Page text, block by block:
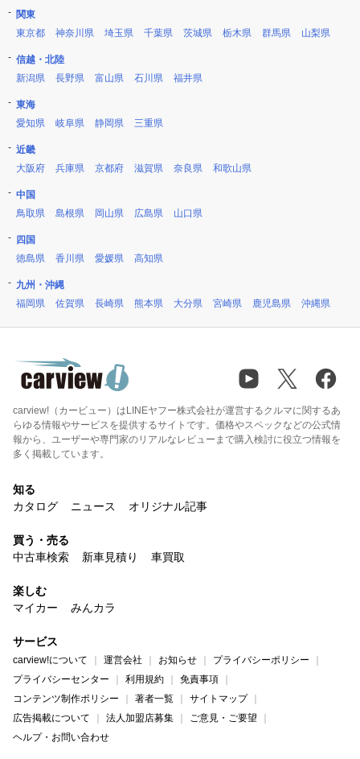
関東
東京都
神奈川県 埼玉県 千葉県 茨城県 栃木県 群馬県 山梨県
信越・北陸
新潟県
長野県 富山県 石川県 福井県
東海
愛知県
岐阜県 静岡県 三重県
近畿
大阪府
兵庫県 京都府 滋賀県 奈良県 和歌山県
中国
鳥取県
島根県 岡山県 広島県 山口県
四国
徳島県
香川県 愛媛県 高知県
九州・沖縄
福岡県
佐賀県 長崎県 熊本県 大分県 宮崎県 鹿児島県 沖縄県
carview!（カービュー）はLINEヤフー株式会社が運営するクルマに関するあ
らゆる情報やサービスを提供するサイトです。価格やスペックなどの公式情
報から、ユーザーや専門家のリアルなレビューまで購入検討に役立つ情報を
多く掲載しています。
知る
カタログ
ニュース オリジナル記事
買う・売る
中古車検索
新車見積り 車買取
楽しむ
マイカー
みんカラ
サービス
carview!について 運営会社 お知らせ
プライバシーポリシー
プライバシーセンター
利用規約
免責事項
コンテンツ制作ポリシー
著者一覧
サイトマップ
広告掲載について
法人加盟店募集
ご意見・ご要望
ヘルプ・お問い合わせ